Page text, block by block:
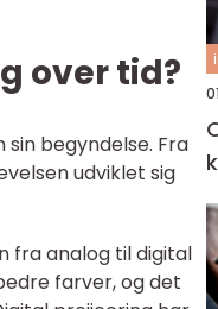
over tid?
begyndelse. Fra
udviklet sig
fra analog til digital
farver, og det